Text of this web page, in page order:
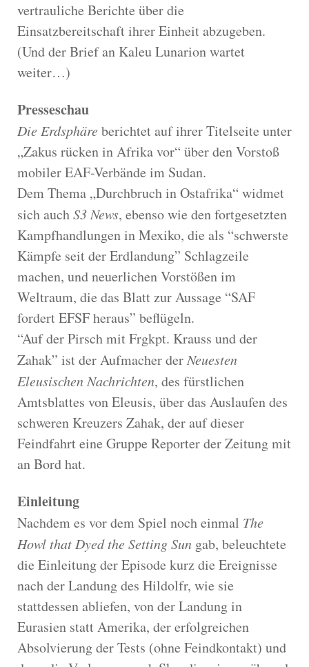
vertrauliche Berichte über die
Einsatzbereitschaft ihrer Einheit abzugeben.
(Und der Brief an Kaleu Lunarion wartet
weiter…)
Presseschau
Die Erdsphäre berichtet auf ihrer Titelseite unter
„Zakus rücken in Afrika vor“ über den Vorstoß
mobiler EAF-Verbände im Sudan.
Dem Thema „Durchbruch in Ostafrika“ widmet
sich auchS3 News, ebenso wie den fortgesetzten
Kampfhandlungen in Mexiko, die als “schwerste
Kämpfe seit der Erdlandung” Schlagzeile
machen, und neuerlichen Vorstößen im
Weltraum, die das Blatt zur Aussage “SAF
fordert EFSF heraus” beflügeln.
“Auf der Pirsch mit Frgkpt. Krauss und der
Zahak” ist der Aufmacher der Neuesten
Eleusischen Nachrichten, des fürstlichen
Amtsblattes von Eleusis, über das Auslaufen des
schweren Kreuzers Zahak, der auf dieser
Feindfahrt eine Gruppe Reporter der Zeitung mit
an Bord hat.
Einleitung
Nachdem es vor dem Spiel noch einmal The
Howl that Dyed the Setting Sun gab, beleuchtete
die Einleitung der Episode kurz die Ereignisse
nach der Landung des Hildolfr, wie sie
stattdessen abliefen, von der Landung in
Eurasien statt Amerika, der erfolgreichen
Absolvierung der Tests (ohne Feindkontakt) und